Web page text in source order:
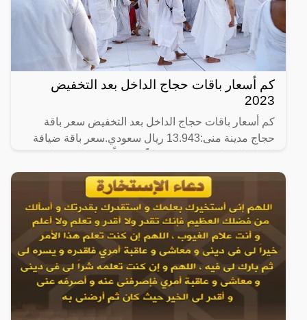
كم أسعار باقات حجاج الداخل بعد التخفيض
2023
كم أسعار باقات حجاج الداخل بعد التخفيض سعر باقة
حجاج مدينة منى:13.943 ريال سعودي.سعر باقة ضيافة
للخيام